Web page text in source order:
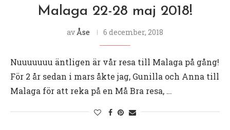
Malaga 22-28 maj 2018!
av Åse 6 december, 2018
Nuuuuuuu äntligen är vår resa till Malaga på gång!
För 2 år sedan i mars åkte jag, Gunilla och Anna till
Malaga för att reka på en Må Bra resa, …